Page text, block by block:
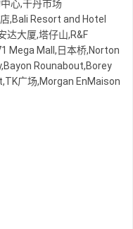
心,干丹市场
,Bali Resort and Hotel
达大厦,塔仔山,R&F
Mega Mall,日本桥,Norton
Rounabout,Borey
广场,Morgan EnMaison